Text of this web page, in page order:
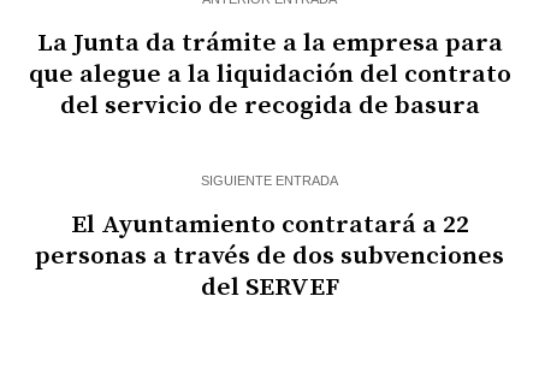
La Junta da trámite a la empresa para
que alegue a la liquidación del contrato
del servicio de recogida de basura
SIGUIENTE ENTRADA
El Ayuntamiento contratará a 22
personas a través de dos subvenciones
del SERVEF